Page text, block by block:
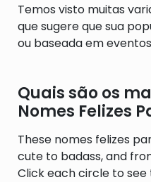
Temos visto muitas
que sugere que sua
ou baseada em
Quais são os
Nomes Felizes
These nomes felizes
cute to badass, and
Click each circle to see